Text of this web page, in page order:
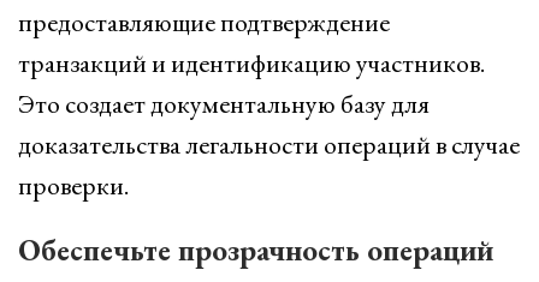
предоставляющие подтверждение
транзакций и идентификацию участников.
Это создает документальную базу для
доказательства легальности операций в случае
проверки.
Обеспечьте прозрачность операций